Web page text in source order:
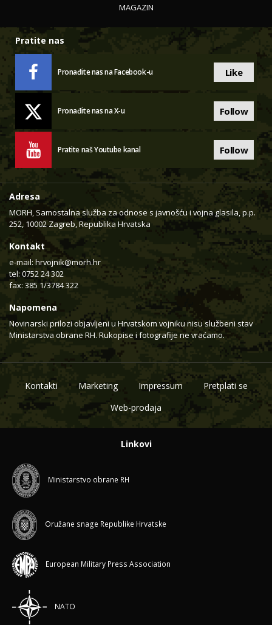
MAGAZIN
Pratite nas
Pronađite nas na Facebook-u Like
Pronađite nas na X-u Follow
Pratite naš Youtube kanal Follow
Adresa
MORH, Samostalna služba za odnose s javnošću i vojna glasila, p.p.
252, 10002 Zagreb, Republika Hrvatska
Kontakt
e-mail: hrvojnik@morh.hr
tel: 0752 24 302
fax: 385 1/3784 322
Napomena
Novinarski prilozi objavljeni u Hrvatskom vojniku nisu službeni stav
Ministarstva obrane RH. Rukopise i fotografije ne vraćamo.
Kontakti Marketing Impressum
Pretplati se
Web-prodaja
Linkovi
Ministarstvo obrane RH
Oružane snage Republike Hrvatske
European Military Press Association
NATO